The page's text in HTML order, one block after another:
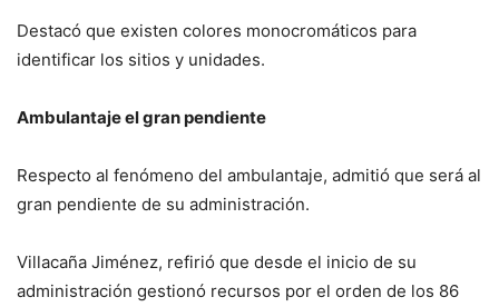
Destacó que existen colores monocromáticos para
identificar los sitios y unidades.
Ambulantaje el gran pendiente
Respecto al fenómeno del ambulantaje, admitió que será al
gran pendiente de su administración.
Villacaña Jiménez, refirió que desde el inicio de su
administración gestionó recursos por el orden de los 86